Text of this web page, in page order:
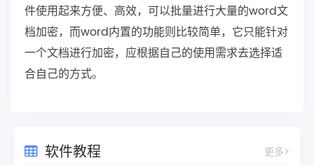
件使用起来方便、高效，可以批量进行大量的word文
档加密，而word内置的功能则比较简单，它只能针对
一个文档进行加密，应根据自己的使用需求去选择适
合自己的方式。
软件教程 更多>